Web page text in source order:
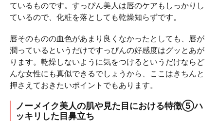
ているものです。すっぴん美人は唇のケアもしっかりし
ているので、化粧を落としても乾燥知らずです。
唇そのものの血色があまり良くなかったとしても、唇が
潤っているというだけですっぴんの好感度はグッとあが
ります。乾燥しないように気をつけるというだけならど
んな女性にも真似できるでしょうから、ここはきちんと
押さえておきたいポイントでもあります。
ノーメイク美人の肌や見た目における特徴⑤ハ
ッキリした目鼻立ち